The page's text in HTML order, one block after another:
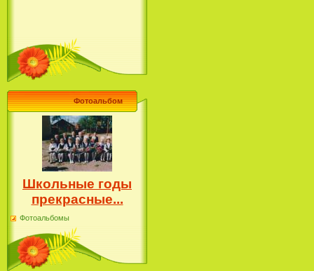
Фотоальбом
Школьные годы
прекрасные...
Фотоальбомы